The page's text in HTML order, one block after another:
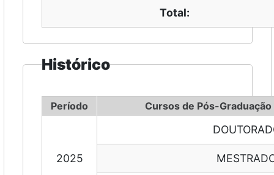
Total:
Histórico
Período Cursos de Pós-
2025